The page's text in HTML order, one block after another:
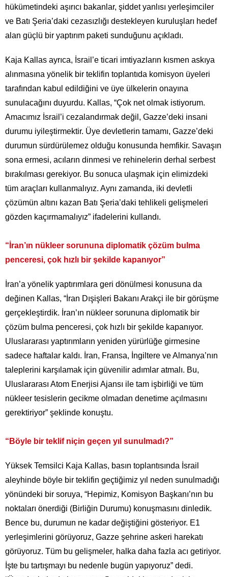
hükümetindeki aşırıcı bakanlar, şiddet yanlısı yerleşimciler
ve Batı Şeria’daki cezasızlığı destekleyen kuruluşları hedef
alan güçlü bir yaptırım paketi sunduğunu açıkladı.
Kaja Kallas ayrıca, İsrail’e ticari imtiyazların kısmen askıya
alınmasına yönelik bir teklifin toplantıda komisyon üyeleri
tarafından kabul edildiğini ve üye ülkelerin onayına
sunulacağını duyurdu. Kallas, “Çok net olmak istiyorum.
Amacımız İsrail’i cezalandırmak değil, Gazze’deki insani
durumu iyileştirmektir. Üye devletlerin tamamı, Gazze’deki
durumun sürdürülemez olduğu konusunda hemfikir. Savaşın
sona ermesi, acıların dinmesi ve rehinelerin derhal serbest
bırakılması gerekiyor. Bu sonuca ulaşmak için elimizdeki
tüm araçları kullanmalıyız. Aynı zamanda, iki devletli
çözümün altını kazan Batı Şeria’daki tehlikeli gelişmeleri
gözden kaçırmamalıyız” ifadelerini kullandı.
“İran’ın nükleer sorununa diplomatik çözüm bulma
penceresi, çok hızlı bir şekilde kapanıyor”
İran’a yönelik yaptırımlara geri dönülmesi konusuna da
değinen Kallas, “İran Dışişleri Bakanı Arakçi ile bir görüşme
gerçekleştirdik. İran’ın nükleer sorununa diplomatik bir
çözüm bulma penceresi, çok hızlı bir şekilde kapanıyor.
Uluslararası yaptırımların yeniden yürürlüğe girmesine
sadece haftalar kaldı. İran, Fransa, İngiltere ve Almanya’nın
taleplerini karşılamak için güvenilir adımlar atmalı. Bu,
Uluslararası Atom Enerjisi Ajansı ile tam işbirliği ve tüm
nükleer tesislerin gecikme olmadan denetime açılmasını
gerektiriyor” şeklinde konuştu.
“Böyle bir teklif niçin geçen yıl sunulmadı?”
Yüksek Temsilci Kaja Kallas, basın toplantısında İsrail
aleyhinde böyle bir teklifin geçtiğimiz yıl neden sunulmadığı
yönündeki bir soruya, “Hepimiz, Komisyon Başkanı’nın bu
noktaları önerdiği (Birliğin Durumu) konuşmasını dinledik.
Bence bu, durumun ne kadar değiştiğini gösteriyor. E1
yerleşimlerini görüyoruz, Gazze şehrine askeri harekatı
görüyoruz. Tüm bu gelişmeler, halka daha fazla acı getiriyor.
İşte bu tartışmayı bu nedenle bugün yapıyoruz” dedi.